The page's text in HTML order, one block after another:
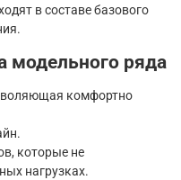
в составе базового
модельного ряда
комфортно
которые не
нагрузках.